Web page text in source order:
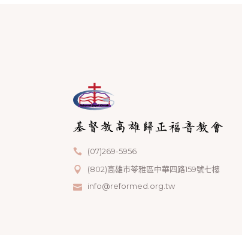
(07)269-5956
(802)高雄市苓雅區中華四路159號七樓
info@reformed.org.tw